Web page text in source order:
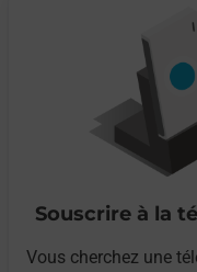
Souscrire à la
Vous cherchez une